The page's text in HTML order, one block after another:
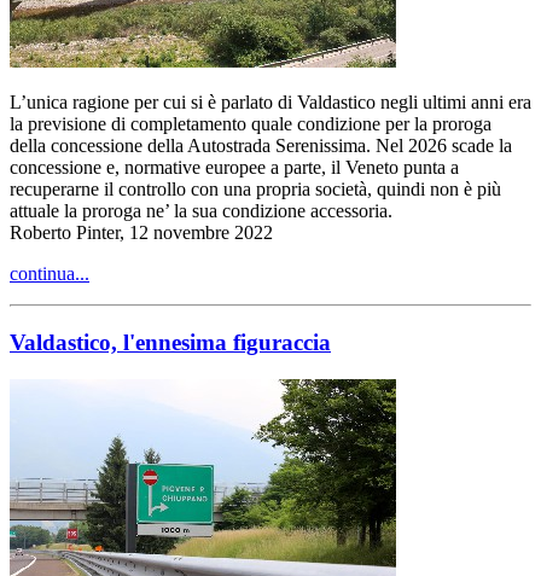
L’unica ragione per cui si è parlato di Valdastico negli ultimi anni era
la previsione di completamento quale condizione per la proroga
della concessione della Autostrada Serenissima. Nel 2026 scade la
concessione e, normative europee a parte, il Veneto punta a
recuperarne il controllo con una propria società, quindi non è più
attuale la proroga ne’ la sua condizione accessoria.
Roberto Pinter, 12 novembre 2022
continua...
Valdastico, l'ennesima figuraccia